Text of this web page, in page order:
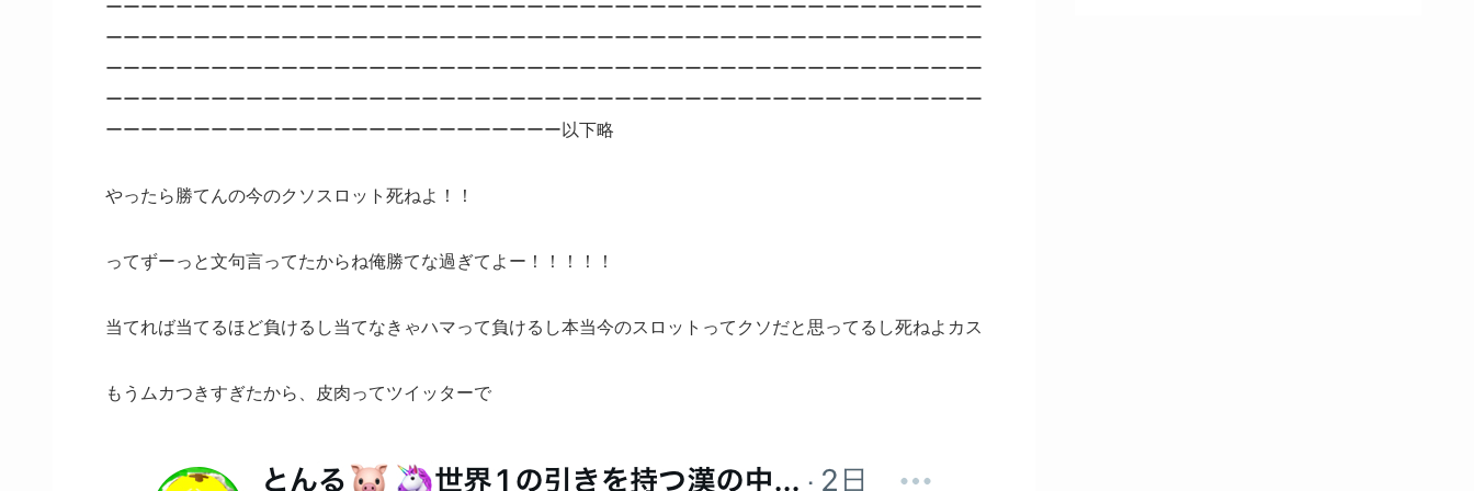
ーーーーーーーーーーーーーーーーーーーーーーーーーーーーーーーーーーーーーーーーーーーーーーーーーー
ーーーーーーーーーーーーーーーーーーーーーーーーーーーーーーーーーーーーーーーーーーーーーーーーーー
ーーーーーーーーーーーーーーーーーーーーーーーーーーーーーーーーーーーーーーーーーーーーーーーーーー
ーーーーーーーーーーーーーーーーーーーーーーーーーーーーーーーーーーーーーーーーーーーーーーーーーー
ーーーーーーーーーーーーーーーーーーーーーーーーーー以下略
やったら勝てんの今のクソスロット死ねよ！！
ってずーっと文句言ってたからね俺勝てな過ぎてよー！！！！！
当てれば当てるほど負けるし当てなきゃハマって負けるし本当今のスロットってクソだと思ってるし死ねよカス
もうムカつきすぎたから、皮肉ってツイッターで